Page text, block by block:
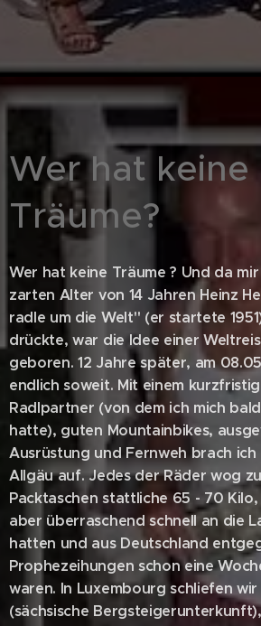
Wer hat keine
Träume?
Wer hat keine Träume ? Und da
zarten Alter von 14 Jahren Heinz
radle um die Welt" (er startete
drückte, war die Idee einer
geboren. 12 Jahre später, am
endlich soweit. Mit einem
Radlpartner (von dem ich mich
hatte), guten Mountainbikes,
Ausrüstung und Fernweh brach ich
Allgäu auf. Jedes der Räder wog
Packtaschen stattliche 65 - 70
aber überraschend schnell an die
hatten und aus Deutschland
Prophezeihungen schon eine
waren. In Luxembourg schliefen
(sächsische